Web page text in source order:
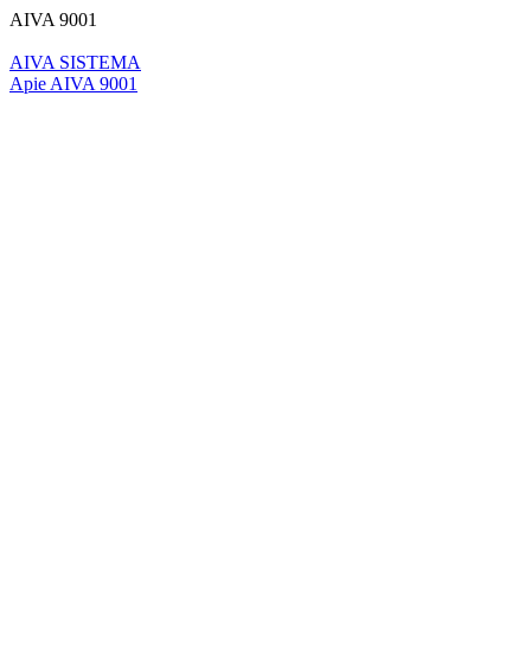
AIVA 9001
AIVA SISTEMA
Apie AIVA 9001